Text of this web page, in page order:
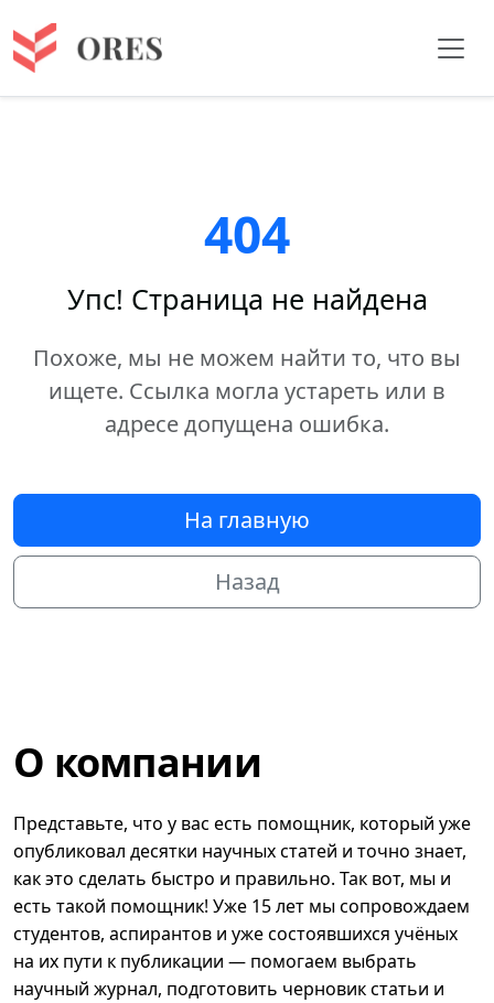
404
Упс! Страница не найдена
Похоже, мы не можем найти то, что вы
ищете. Ссылка могла устареть или в
адресе допущена ошибка.
На главную
Назад
О компании
Представьте, что у вас есть помощник, который уже
опубликовал десятки научных статей и точно знает,
как это сделать быстро и правильно. Так вот, мы и
есть такой помощник! Уже 15 лет мы сопровождаем
студентов, аспирантов и уже состоявшихся учёных
на их пути к публикации — помогаем выбрать
научный журнал, подготовить черновик статьи и